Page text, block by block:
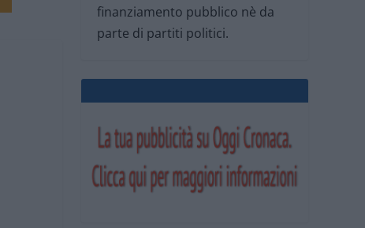
finanziamento pubblico nè da
parte di partiti politici.